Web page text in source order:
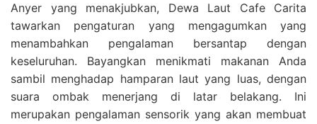
Anyer yang menakjubkan, Dewa Laut Cafe Carita
tawarkan pengaturan yang mengagumkan yang
menambahkan pengalaman bersantap dengan
keseluruhan. Bayangkan menikmati makanan Anda
sambil menghadap hamparan laut yang luas, dengan
suara ombak menerjang di latar belakang. Ini
merupakan pengalaman sensorik yang akan membuat